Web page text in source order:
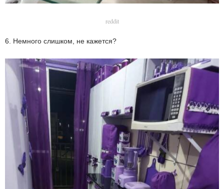
reddit
6. Немного слишком, не кажется?